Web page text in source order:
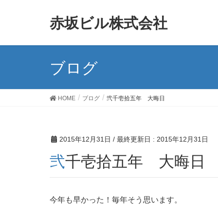
赤坂ビル株式会社
ブログ
HOME ブログ 弐千壱拾五年 大晦日
2015年12月31日 / 最終更新日 : 2015年12月31日
弐千壱拾五年 大晦日
今年も早かった！毎年そう思います。